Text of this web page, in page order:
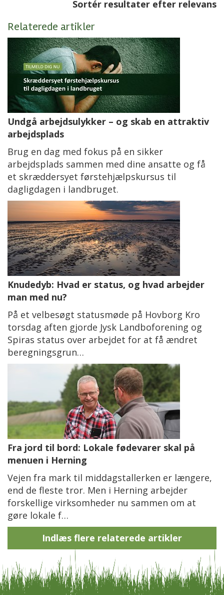
Sortér resultater efter relevans
Relaterede artikler
Undgå arbejdsulykker – og skab en attraktiv
arbejdsplads
Brug en dag med fokus på en sikker
arbejdsplads sammen med dine ansatte og få
et skræddersyet førstehjælpskursus til
dagligdagen i landbruget.
Knudedyb: Hvad er status, og hvad arbejder
man med nu?
På et velbesøgt statusmøde på Hovborg Kro
torsdag aften gjorde Jysk Landboforening og
Spiras status over arbejdet for at få ændret
beregningsgrun…
Fra jord til bord: Lokale fødevarer skal på
menuen i Herning
Vejen fra mark til middagstallerken er længere,
end de fleste tror. Men i Herning arbejder
forskellige virksomheder nu sammen om at
gøre lokale f…
Indlæs flere relaterede artikler